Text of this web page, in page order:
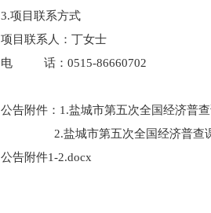
3.项目联系方式
项目联系人：丁女士
电 话：0515-86660702
公告附件：1.盐城市第五次全国经济普
2.盐城市第五次全国经济普查课
公告附件1-2.docx